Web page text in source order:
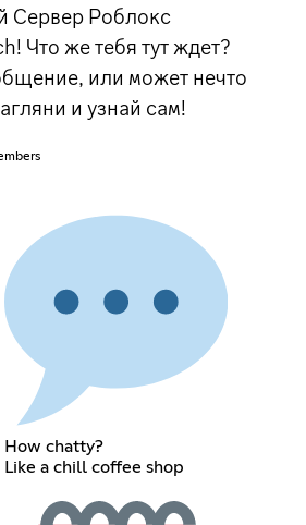
Сервер Роблокс
Что же тебя тут ждет?
или может нечто
и узнай сам!
How chatty?
Like a chill coffee shop